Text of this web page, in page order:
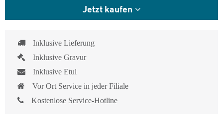
Jetzt kaufen
Inklusive Lieferung
Inklusive Gravur
Inklusive Etui
Vor Ort Service in jeder Filiale
Kostenlose Service-Hotline